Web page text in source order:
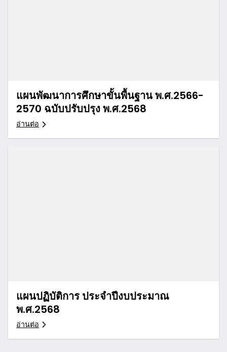
แผนพัฒนาการศึกษาขั้นพื้นฐาน พ.ศ.2566-
2570 ฉบับปรับปรุง พ.ศ.2568
อ่านต่อ
แผนปฏิบัติการ ประจำปีงบประมาณ
พ.ศ.2568
อ่านต่อ